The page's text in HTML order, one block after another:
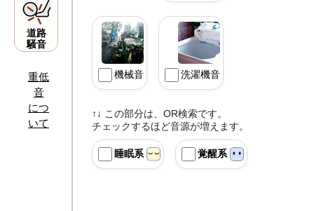
道路
騒音
重低
音
につ
いて
機械音 洗濯機音
↑↓ この部分は、OR検索です。
チェックするほど音源が増えます。
睡眠系 覚醒系